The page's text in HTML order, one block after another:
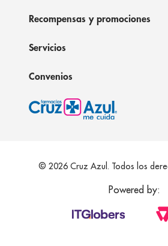
Recompensas y promociones
Servicios
Convenios
© 2026 Cruz Azul. Todos los
Powered by: